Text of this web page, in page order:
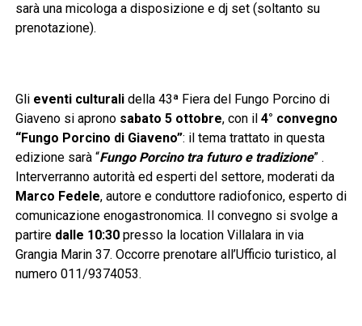
sarà una micologa a disposizione e dj set (soltanto su
prenotazione).
Gli eventi culturali della 43ª Fiera del Fungo Porcino di
Giaveno si aprono sabato 5 ottobre, con il 4° convegno
“Fungo Porcino di Giaveno”: il tema trattato in questa
edizione sarà “Fungo Porcino tra futuro e tradizione” .
Interverranno autorità ed esperti del settore, moderati da
Marco Fedele, autore e conduttore radiofonico, esperto di
comunicazione enogastronomica. Il convegno si svolge a
partire dalle 10:30presso la location Villalara in via
Grangia Marin 37. Occorre prenotare all’Ufficio turistico, al
numero 011/9374053.